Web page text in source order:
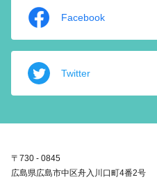
Facebook
Twitter
〒730 - 0845
広島県広島市中区舟入川口町4番2号